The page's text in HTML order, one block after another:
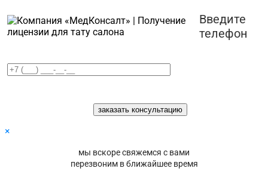
Введите
телефон
×
мы вскоре свяжемся с вами
перезвоним в ближайшее время